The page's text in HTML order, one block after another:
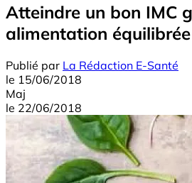
Atteindre un bon IMC
alimentation équilibrée
Publié par La Rédaction E-Santé
le 15/06/2018
Maj
le 22/06/2018